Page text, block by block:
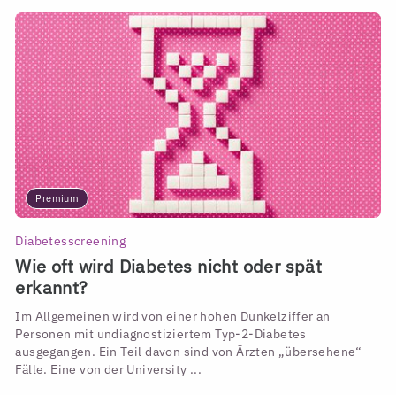
Premium
Diabetesscreening
Wie oft wird Diabetes nicht oder spät
erkannt?
Im Allgemeinen wird von einer hohen Dunkelziffer an
Personen mit undiagnostiziertem Typ-2-Diabetes
ausgegangen. Ein Teil davon sind von Ärzten „übersehene“
Fälle. Eine von der University ...